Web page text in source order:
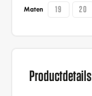
Maten 19 20
Productdetails